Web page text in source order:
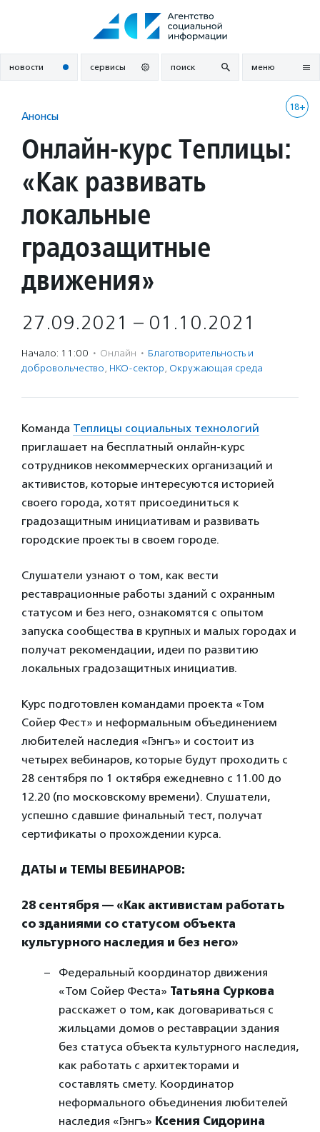
новости сервисы поиск меню
18+
Анонсы
Онлайн-курс Теплицы:
«Как развивать
локальные
градозащитные
движения»
27.09.2021 – 01.10.2021
Начало: 11:00 · Онлайн · Благотвори­тель­ность и
доброволь­чест­во, НКО-сектор, Окружающая среда
Команда Теплицы социальных технологий
приглашает на бесплатный онлайн-курс
сотрудников некоммерческих организаций и
активистов, которые интересуются историей
своего города, хотят присоединиться к
градозащитным инициативам и развивать
городские проекты в своем городе.
Слушатели узнают о том, как вести
реставрационные работы зданий с охранным
статусом и без него, ознакомятся с опытом
запуска сообщества в крупных и малых городах и
получат рекомендации, идеи по развитию
локальных градозащитных инициатив.
Курс подготовлен командами проекта «Том
Сойер Фест» и неформальным объединением
любителей наследия «Гэнгъ» и состоит из
четырех вебинаров, которые будут проходить с
28 сентября по 1 октября ежедневно с 11.00 до
12.20 (по московскому времени). Слушатели,
успешно сдавшие финальный тест, получат
сертификаты о прохождении курса.
ДАТЫ и ТЕМЫ ВЕБИНАРОВ:
28 сентября — «Как активистам работать
со зданиями со статусом объекта
культурного наследия и без него»
Федеральный координатор движения
«Том Сойер Феста» Татьяна Суркова
расскажет о том, как договариваться с
жильцами домов о реставрации здания
без статуса объекта культурного наследия,
как работать с архитекторами и
составлять смету. Координатор
неформального объединения любителей
наследия «Гэнгъ» Ксения Сидорина